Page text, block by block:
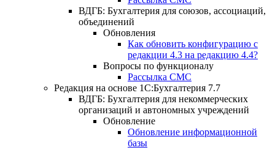
ВДГБ: Бухгалтерия для союзов, ассоциаций,
объединений
Обновления
Как обновить конфигурацию с
редакции 4.3 на редакцию 4.4?
Вопросы по функционалу
Рассылка СМС
Редакция на основе 1С:Бухгалтерия 7.7
ВДГБ: Бухгалтерия для некоммерческих
организаций и автономных учреждений
Обновление
Обновление информационной
базы